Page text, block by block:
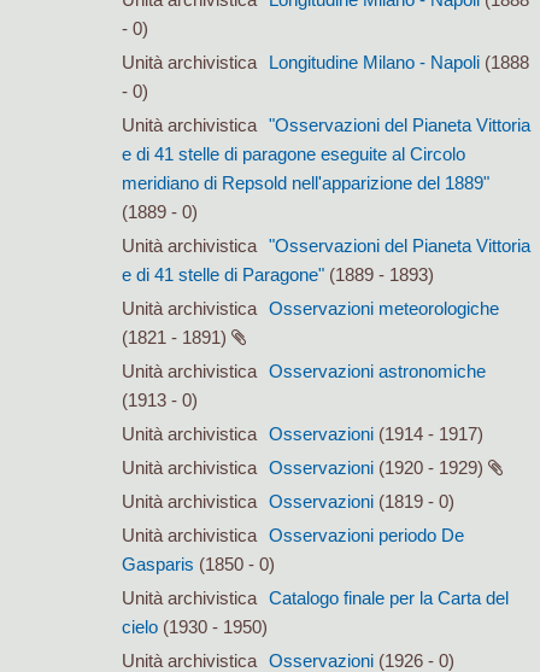
- 0)
Unità archivistica
Longitudine Milano - Napoli(1888
- 0)
Unità archivistica "Osservazioni del Pianeta Vittoria
e di 41 stelle di paragone eseguite al Circolo
meridiano di Repsold nell'apparizione del 1889"
(1889 - 0)
Unità archivistica "Osservazioni del Pianeta Vittoria
e di 41 stelle di Paragone"(1889 - 1893)
Unità archivistica Osservazioni meteorologiche
(1821 - 1891)
Unità archivistica Osservazioni astronomiche
(1913 - 0)
Unità archivistica Osservazioni(1914 - 1917)
Unità archivistica Osservazioni(1920 - 1929)
Unità archivistica Osservazioni(1819 - 0)
Unità archivistica Osservazioni periodo De
Gasparis (1850 - 0)
Unità archivistica Catalogo finale per la Carta del
cielo(1930 - 1950)
Unità archivistica Osservazioni(1926 - 0)